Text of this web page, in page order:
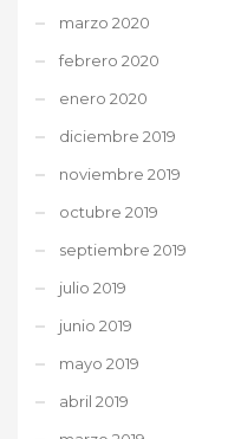
marzo 2020
febrero 2020
enero 2020
diciembre 2019
noviembre 2019
octubre 2019
septiembre 2019
julio 2019
junio 2019
mayo 2019
abril 2019